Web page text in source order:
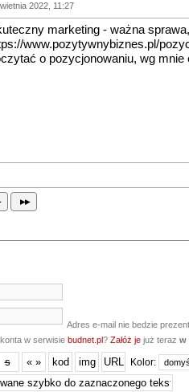
2022, 11:27
marketing - ważna
www.pozytywnybiznes.pl/
o pozycjonowaniu, wg mnie
▸▸
Adres e-mail nie bedzie
w serwisie budnet.pl? Załóż je już teraz w
Kolor: